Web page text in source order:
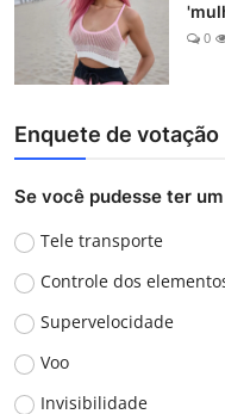
0
Enquete de votação
Se você pudesse ter
Tele transporte
Controle dos
Supervelocidade
Voo
Invisibilidade